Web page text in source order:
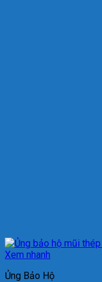
Xem nhanh
Ủng Bảo Hộ